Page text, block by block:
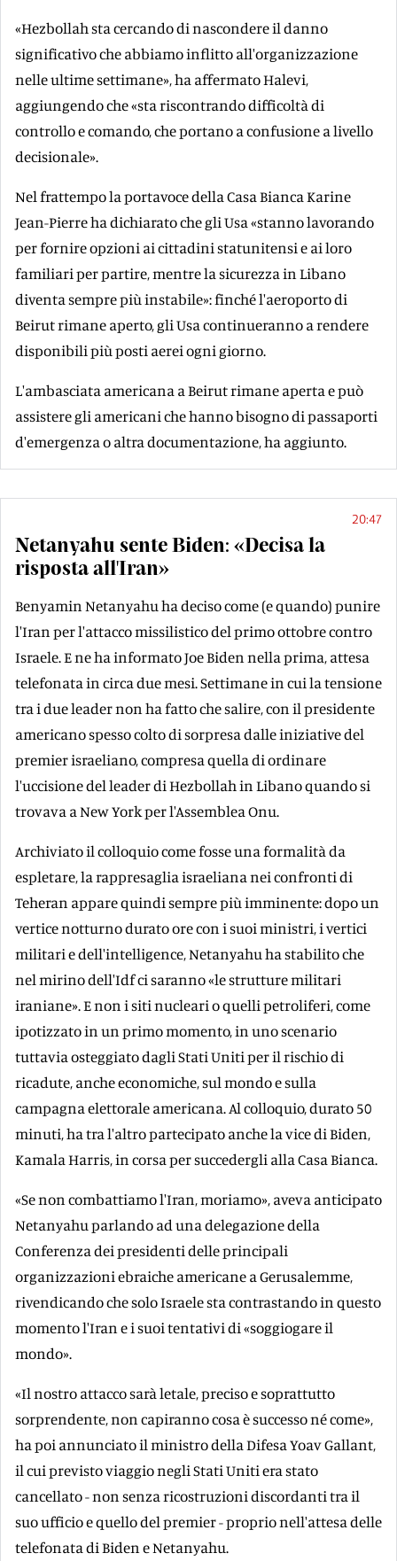
«Hezbollah sta cercando di nascondere il danno
significativo che abbiamo inflitto all'organizzazione
nelle ultime settimane», ha affermato Halevi,
aggiungendo che «sta riscontrando difficoltà di
controllo e comando, che portano a confusione a livello
decisionale».
Nel frattempo la portavoce della Casa Bianca Karine
Jean-Pierre ha dichiarato che gli Usa «stanno lavorando
per fornire opzioni ai cittadini statunitensi e ai loro
familiari per partire, mentre la sicurezza in Libano
diventa sempre più instabile»: finché l'aeroporto di
Beirut rimane aperto, gli Usa continueranno a rendere
disponibili più posti aerei ogni giorno.
L'ambasciata americana a Beirut rimane aperta e può
assistere gli americani che hanno bisogno di passaporti
d'emergenza o altra documentazione, ha aggiunto.
20:47
Netanyahu sente Biden: «Decisa la
risposta all'Iran»
Benyamin Netanyahu ha deciso come (e quando) punire
l'Iran per l'attacco missilistico del primo ottobre contro
Israele. E ne ha informato Joe Biden nella prima, attesa
telefonata in circa due mesi. Settimane in cui la tensione
tra i due leader non ha fatto che salire, con il presidente
americano spesso colto di sorpresa dalle iniziative del
premier israeliano, compresa quella di ordinare
l'uccisione del leader di Hezbollah in Libano quando si
trovava a New York per l'Assemblea Onu.
Archiviato il colloquio come fosse una formalità da
espletare, la rappresaglia israeliana nei confronti di
Teheran appare quindi sempre più imminente: dopo un
vertice notturno durato ore con i suoi ministri, i vertici
militari e dell'intelligence, Netanyahu ha stabilito che
nel mirino dell'Idf ci saranno «le strutture militari
iraniane». E non i siti nucleari o quelli petroliferi, come
ipotizzato in un primo momento, in uno scenario
tuttavia osteggiato dagli Stati Uniti per il rischio di
ricadute, anche economiche, sul mondo e sulla
campagna elettorale americana. Al colloquio, durato 50
minuti, ha tra l'altro partecipato anche la vice di Biden,
Kamala Harris, in corsa per succedergli alla Casa Bianca.
«Se non combattiamo l'Iran, moriamo», aveva anticipato
Netanyahu parlando ad una delegazione della
Conferenza dei presidenti delle principali
organizzazioni ebraiche americane a Gerusalemme,
rivendicando che solo Israele sta contrastando in questo
momento l'Iran e i suoi tentativi di «soggiogare il
mondo».
«Il nostro attacco sarà letale, preciso e soprattutto
sorprendente, non capiranno cosa è successo né come»,
ha poi annunciato il ministro della Difesa Yoav Gallant,
il cui previsto viaggio negli Stati Uniti era stato
cancellato - non senza ricostruzioni discordanti tra il
suo ufficio e quello del premier - proprio nell'attesa delle
telefonata di Biden e Netanyahu.